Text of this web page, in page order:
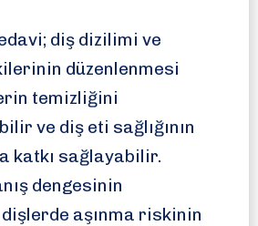
diş dizilimi ve
düzenlenmesi
temizliğini
ve diş eti sağlığının
katkı sağlayabilir.
dengesinin
aşınma riskinin